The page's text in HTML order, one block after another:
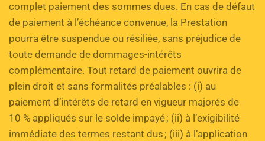
complet paiement des sommes dues. En cas de défaut
de paiement à l’échéance convenue, la Prestation
pourra être suspendue ou résiliée, sans préjudice de
toute demande de dommages-intérêts
complémentaire. Tout retard de paiement ouvrira de
plein droit et sans formalités préalables : (i) au
paiement d’intérêts de retard en vigueur majorés de
10 % appliqués sur le solde impayé ; (ii) à l’exigibilité
immédiate des termes restant dus ; (iii) à l’application